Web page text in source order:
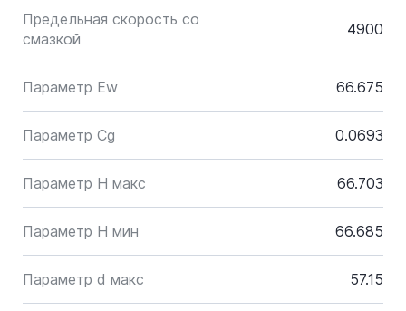
Предельная скорость со
смазкой
4900
Параметр Ew 66.675
Параметр Cg 0.0693
Параметр H макс 66.703
Параметр H мин 66.685
Параметр d макс 57.15